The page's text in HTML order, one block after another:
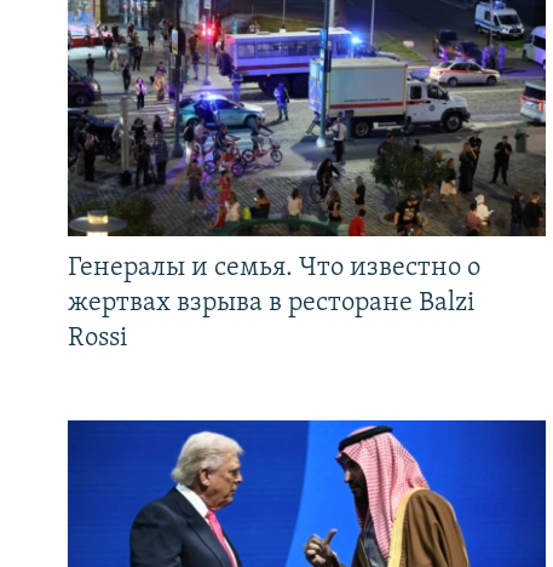
Генералы и семья. Что известно о
жертвах взрыва в ресторане Balzi
Rossi